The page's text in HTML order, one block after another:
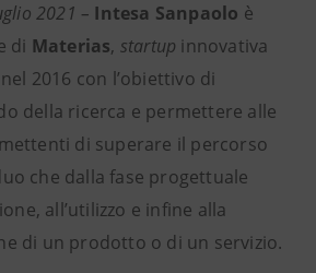
2021 – Intesa Sanpaolo è
di Materias, startup innovativa
2016 con l’obiettivo di
della ricerca e permettere alle
di superare il percorso
che dalla fase progettuale
all’utilizzo e infine alla
di un prodotto o di un servizio.